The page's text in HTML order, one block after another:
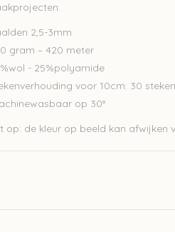
2,5-3mm
gram – 420 meter
- 25%polyamide
voor 10cm: 30
op 30°
op: de kleur op beeld kan afwijken